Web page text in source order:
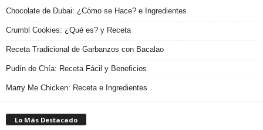
Chocolate de Dubai: ¿Cómo se Hace? e Ingredientes
Crumbl Cookies: ¿Qué es? y Receta
Receta Tradicional de Garbanzos con Bacalao
Pudín de Chía: Receta Fácil y Beneficios
Marry Me Chicken: Receta e Ingredientes
Lo Más Destacado